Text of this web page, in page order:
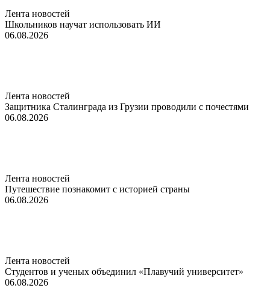
Лента новостей
Школьников научат использовать ИИ
06.08.2026
Лента новостей
Защитника Сталинграда из Грузии проводили с почестями
06.08.2026
Лента новостей
Путешествие познакомит с историей страны
06.08.2026
Лента новостей
Студентов и ученых объединил «Плавучий университет»
06.08.2026